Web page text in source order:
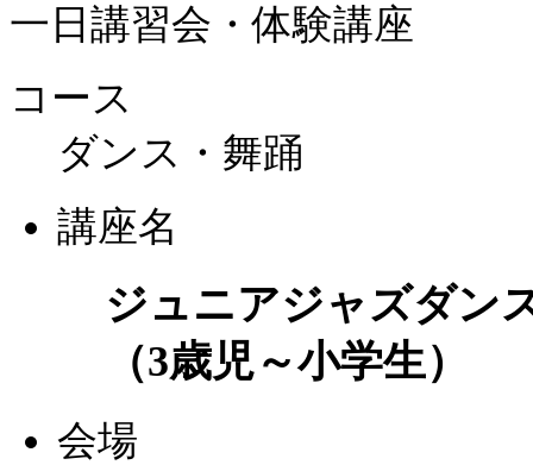
一日講習会・体験講座
コース
ダンス・舞踊
講座名
ジュニアジャズダン
（3歳児～小学生）
会場